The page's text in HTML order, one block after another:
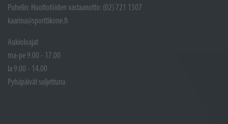
Puhelin: Huoltotöiden vastaanotto: (02) 721 1507
kaarina@sporttikone.fi
Aukioloajat
ma-pe 9.00 - 17.00
la 9.00 - 14.00
Pyhäpäivät suljettuna